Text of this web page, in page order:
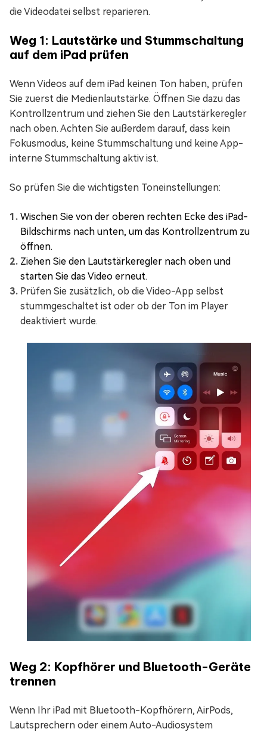
die Videodatei selbst reparieren.
Weg 1: Lautstärke und Stummschaltung
auf dem iPad prüfen
Wenn Videos auf dem iPad keinen Ton haben, prüfen
Sie zuerst die Medienlautstärke. Öffnen Sie dazu das
Kontrollzentrum und ziehen Sie den Lautstärkeregler
nach oben. Achten Sie außerdem darauf, dass kein
Fokusmodus, keine Stummschaltung und keine App-
interne Stummschaltung aktiv ist.
So prüfen Sie die wichtigsten Toneinstellungen:
Wischen Sie von der oberen rechten Ecke des iPad-
Bildschirms nach unten, um das Kontrollzentrum zu
öffnen.
Ziehen Sie den Lautstärkeregler nach oben und
starten Sie das Video erneut.
Prüfen Sie zusätzlich, ob die Video-App selbst
stummgeschaltet ist oder ob der Ton im Player
deaktiviert wurde.
Weg 2: Kopfhörer und Bluetooth-Geräte
trennen
Wenn Ihr iPad mit Bluetooth-Kopfhörern, AirPods,
Lautsprechern oder einem Auto-Audiosystem